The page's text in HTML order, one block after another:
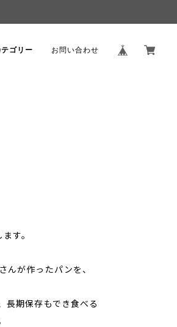
テゴリー お問い合わせ
す。
が作ったパンを、
長期保存もでき食べる